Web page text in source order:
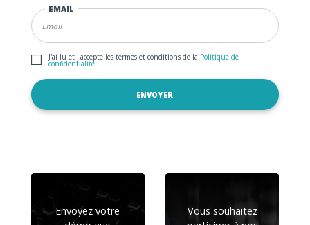
EMAIL
J'ai lu et j'accepte les termes et conditions de la Politique de
confidentialité
Envoyez votre
Vous souhaitez